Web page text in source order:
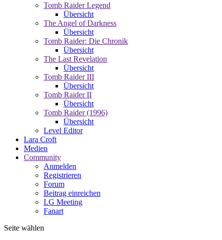
Tomb Raider Legend
Übersicht
The Angel of Darkness
Übersicht
Tomb Raider: Die Chronik
Übersicht
The Last Revelation
Übersicht
Tomb Raider III
Übersicht
Tomb Raider II
Übersicht
Tomb Raider (1996)
Übersicht
Level Editor
Lara Croft
Medien
Community
Anmelden
Registrieren
Forum
Beitrag einreichen
LG Meeting
Fanart
Seite wählen